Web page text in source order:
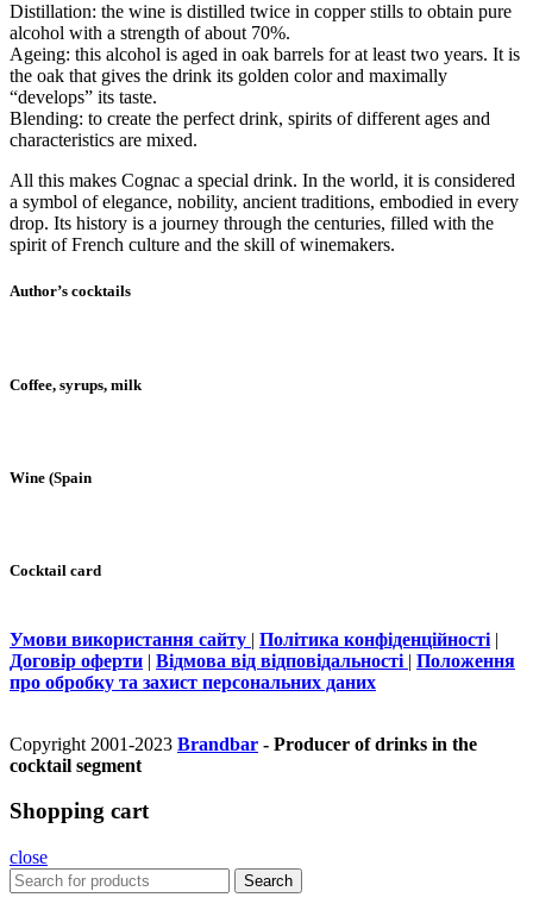
Distillation: the wine is distilled twice in copper stills to obtain pure
alcohol with a strength of about 70%.
Ageing: this alcohol is aged in oak barrels for at least two years. It is
the oak that gives the drink its golden color and maximally
“develops” its taste.
Blending: to create the perfect drink, spirits of different ages and
characteristics are mixed.
All this makes Cognac a special drink. In the world, it is considered
a symbol of elegance, nobility, ancient traditions, embodied in every
drop. Its history is a journey through the centuries, filled with the
spirit of French culture and the skill of winemakers.
Author’s cocktails
Coffee, syrups, milk
Wine (Spain
Cocktail card
Умови використання сайту | Політика конфіденційності |
Договір оферти | Відмова від відповідальності | Положення
про обробку та захист персональних даних
Copyright 2001-2023 Brandbar - Producer of drinks in the
cocktail segment
Shopping cart
close
Search